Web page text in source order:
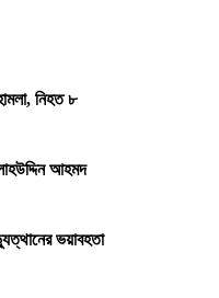
নিহত ৮
আহমদ
ভয়াবহতা